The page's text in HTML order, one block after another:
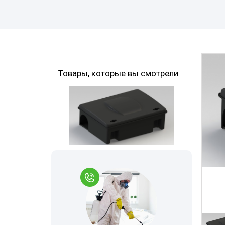
Мошки
Кожеед
Шершни
Тля
Долгоносик
Слепни
Обработка
Обработка
Санитарная
Товары, которые вы смотрели